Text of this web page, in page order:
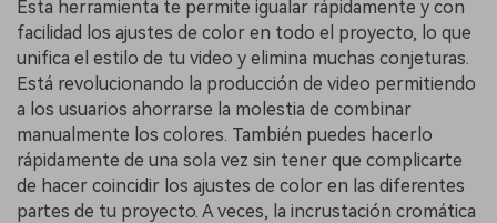
Esta herramienta te permite igualar rápidamente y con
facilidad los ajustes de color en todo el proyecto, lo que
unifica el estilo de tu video y elimina muchas conjeturas.
Está revolucionando la producción de video permitiendo
a los usuarios ahorrarse la molestia de combinar
manualmente los colores. También puedes hacerlo
rápidamente de una sola vez sin tener que complicarte
de hacer coincidir los ajustes de color en las diferentes
partes de tu proyecto. A veces, la incrustación cromática